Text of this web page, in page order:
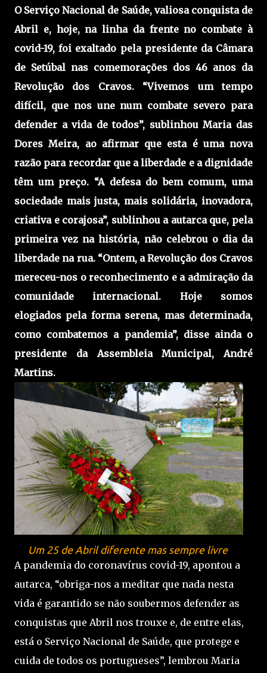
O Serviço Nacional de Saúde, valiosa conquista de
Abril e, hoje, na linha da frente no combate à
covid-19, foi exaltado pela presidente da Câmara
de Setúbal nas comemorações dos 46 anos da
Revolução dos Cravos. “Vivemos um tempo
difícil, que nos une num combate severo para
defender a vida de todos”, sublinhou Maria das
Dores Meira, ao afirmar que esta é uma nova
razão para recordar que a liberdade e a dignidade
têm um preço. “A defesa do bem comum, uma
sociedade mais justa, mais solidária, inovadora,
criativa e corajosa”, sublinhou a autarca que, pela
primeira vez na história, não celebrou o dia da
liberdade na rua. “Ontem, a Revolução dos Cravos
mereceu-nos o reconhecimento e a admiração da
comunidade internacional. Hoje somos
elogiados pela forma serena, mas determinada,
como combatemos a pandemia”, disse ainda o
presidente da Assembleia Municipal, André
Martins.
Um 25 de Abril diferente mas sempre livre
A pandemia do coronavírus covid-19, apontou a
autarca, “obriga-nos a meditar que nada nesta
vida é garantido se não soubermos defender as
conquistas que Abril nos trouxe e, de entre elas,
está o Serviço Nacional de Saúde, que protege e
cuida de todos os portugueses”, lembrou Maria